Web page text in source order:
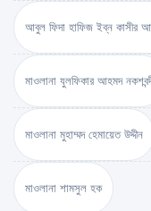
আবুল ফিদা হাফিজ ইব্‌ন কাসীর
মাওলানা যুলফিকার আহমদ
মাওলানা মুহাম্মদ হেমায়েত উদ্দীন
মাওলানা শামসুল হক